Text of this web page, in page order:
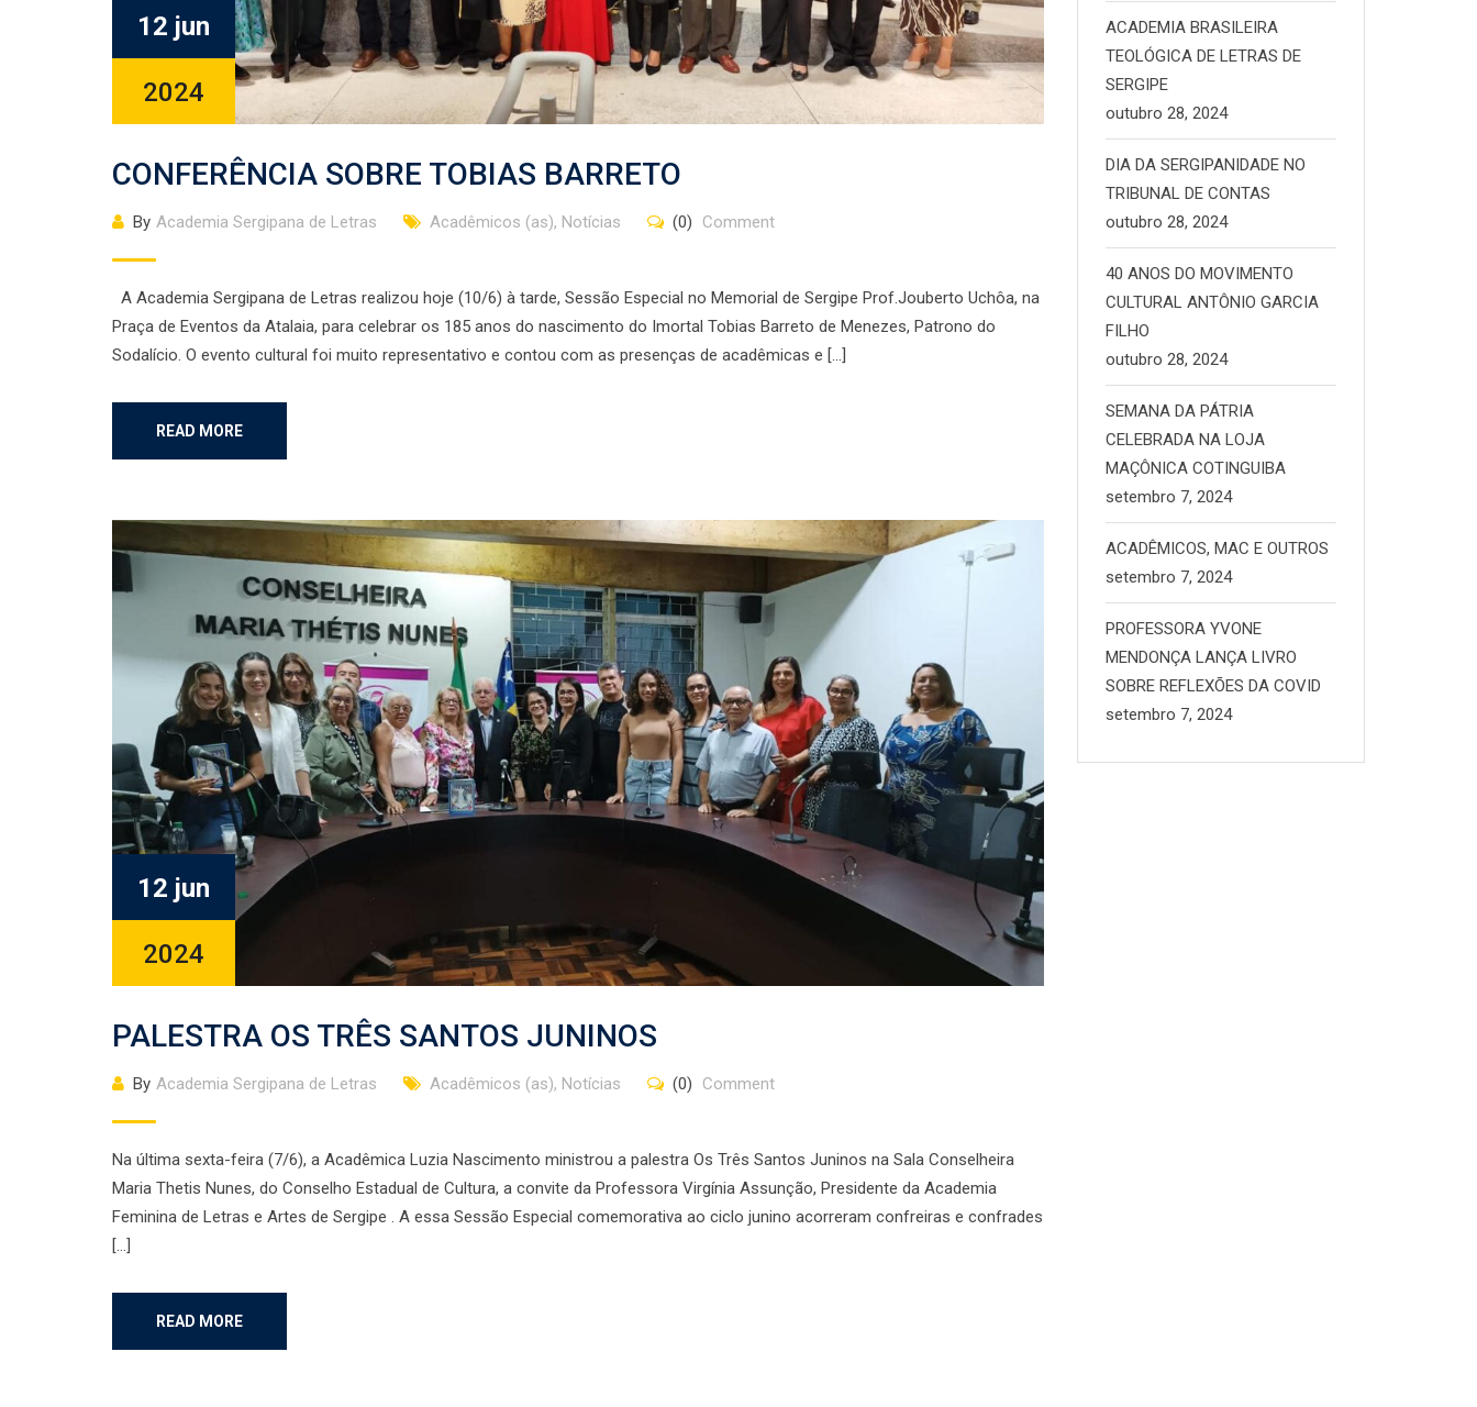
12 jun
2024
CONFERÊNCIA SOBRE TOBIAS BARRETO
By Academia Sergipana de Letras Acadêmicos (as), Notícias (0) Comment
A Academia Sergipana de Letras realizou hoje (10/6) à tarde, Sessão Especial no Memorial de Sergipe Prof.Jouberto Uchôa, na
Praça de Eventos da Atalaia, para celebrar os 185 anos do nascimento do Imortal Tobias Barreto de Menezes, Patrono do
Sodalício. O evento cultural foi muito representativo e contou com as presenças de acadêmicas e […]
READ MORE
12 jun
2024
PALESTRA OS TRÊS SANTOS JUNINOS
By Academia Sergipana de Letras Acadêmicos (as), Notícias (0) Comment
Na última sexta-feira (7/6), a Acadêmica Luzia Nascimento ministrou a palestra Os Três Santos Juninos na Sala Conselheira
Maria Thetis Nunes, do Conselho Estadual de Cultura, a convite da Professora Virgínia Assunção, Presidente da Academia
Feminina de Letras e Artes de Sergipe . A essa Sessão Especial comemorativa ao ciclo junino acorreram confreiras e confrades
[…]
READ MORE
ACADEMIA BRASILEIRA
TEOLÓGICA DE LETRAS DE
SERGIPE
outubro 28, 2024
DIA DA SERGIPANIDADE NO
TRIBUNAL DE CONTAS
outubro 28, 2024
40 ANOS DO MOVIMENTO
CULTURAL ANTÔNIO GARCIA
FILHO
outubro 28, 2024
SEMANA DA PÁTRIA
CELEBRADA NA LOJA
MAÇÔNICA COTINGUIBA
setembro 7, 2024
ACADÊMICOS, MAC E OUTROS
setembro 7, 2024
PROFESSORA YVONE
MENDONÇA LANÇA LIVRO
SOBRE REFLEXÕES DA COVID
setembro 7, 2024